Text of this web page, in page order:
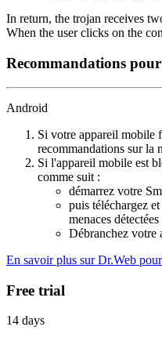
In return, the trojan receives
When the user clicks on the
Recommandations
Android
Si votre appareil mobile
recommandations sur la
Si l'appareil mobile est
comme suit :
démarrez votre
puis téléchargez
menaces détectées
Débranchez votre
En savoir plus sur Dr.Web
Free trial
14 days